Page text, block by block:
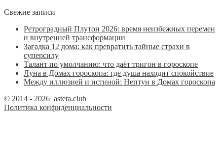
Свежие записи
Ретроградный Плутон 2026: время неизбежных перемен
и внутренней трансформации
Загадка 12 дома: как превратить тайные страхи в
суперсилу
Талант по умолчанию: что даёт тригон в гороскопе
Луна в Домах гороскопа: где душа находит спокойствие
Между иллюзией и истиной: Нептун в Домах гороскопа
© 2014 - 2026 asteta.club
Политика конфиденциальности